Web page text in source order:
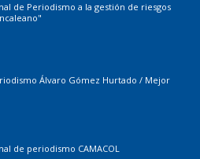
de Periodismo a la gestión de riesgos
Álvaro Gómez Hurtado / Mejor
de periodismo CAMACOL